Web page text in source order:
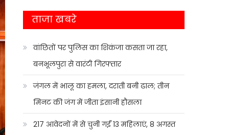
ताजा खबरे
वांछितों पर पुलिस का शिकंजा कसता जा रहा,
बनभूलपुरा से वारंटी गिरफ्तार
जंगल में भालू का हमला, दराती बनी ढाल; तीन
मिनट की जंग में जीता इंसानी हौसला
217 आवेदनों में से चुनी गईं 13 महिलाएं, 8 अगस्त